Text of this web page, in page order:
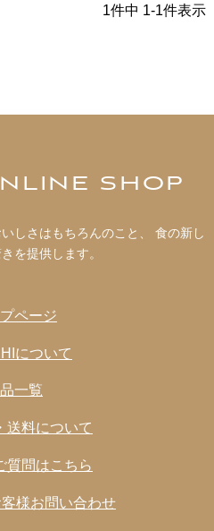
1件中 1-1件表示
SHOP
しさはもちろんのこと、 食の新し
を提供します。
プページ
について
一覧
送料について
質問はこちら
様お問い合わせ